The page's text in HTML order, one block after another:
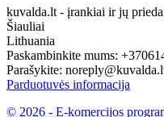
kuvalda.lt - įrankiai ir jų
Šiauliai
Lithuania
Paskambinkite mums:
Parašykite:
Parduotuvės informacija
© 2026 - E-komercijos